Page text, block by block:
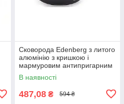
Сковорода Edenberg з литого
алюмінію з кришкою і
мармуровим антипригарним
покриттям 20 см (EB-7452)
В наявності
487,08 ₴ 594 ₴